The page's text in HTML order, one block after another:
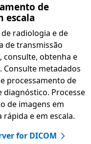
de
escala
radiologia e de
de transmissão
consulte, obtenha e
metadados
processamento de
Processe
de imagens em
e em escala.
for DICOM